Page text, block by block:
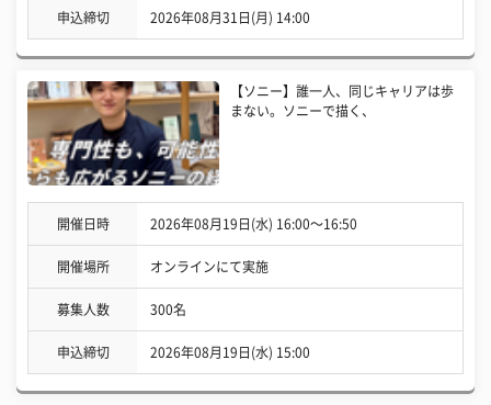
申込締切 2026年08月31日(月) 14:00
【ソニー】誰一人、同じキャリアは歩
まない。ソニーで描く、
開催日時 2026年08月19日(水) 16:00〜16:50
開催場所 オンラインにて実施
募集人数 300名
申込締切 2026年08月19日(水) 15:00